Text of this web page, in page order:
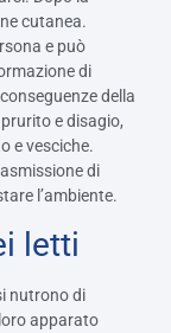
cutanea.
e può
di
della
e disagio,
e vesciche.
di
l’ambiente.
letti
nutrono di
apparato